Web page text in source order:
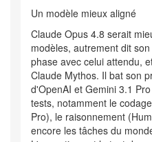
Un modèle mieux aligné
Claude Opus 4.8 serait
modèles, autrement dit
phase avec celui attendu,
Claude Mythos. Il bat son
d'OpenAI et Gemini 3.1
tests, notamment le
Pro), le raisonnement
encore les tâches du